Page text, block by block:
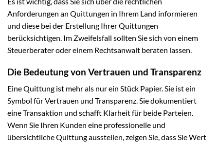
Anforderungen an Quittungen in Ihrem Land informieren
und diese bei der Erstellung Ihrer Quittungen
berücksichtigen. Im Zweifelsfall sollten Sie sich von einem
Steuerberater oder einem Rechtsanwalt beraten lassen.
Die Bedeutung von Vertrauen und Transparenz
Eine Quittung ist mehr als nur ein Stück Papier. Sie ist ein
Symbol für Vertrauen und Transparenz. Sie dokumentiert
eine Transaktion und schafft Klarheit für beide Parteien.
Wenn Sie Ihren Kunden eine professionelle und
übersichtliche Quittung ausstellen, zeigen Sie, dass Sie Wert